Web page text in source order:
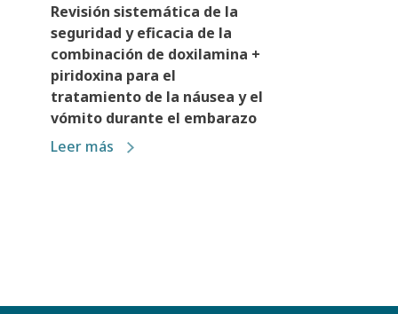
Revisión sistemática de la
seguridad y eficacia de la
combinación de doxilamina +
piridoxina para el
tratamiento de la náusea y el
vómito durante el embarazo
Leer más